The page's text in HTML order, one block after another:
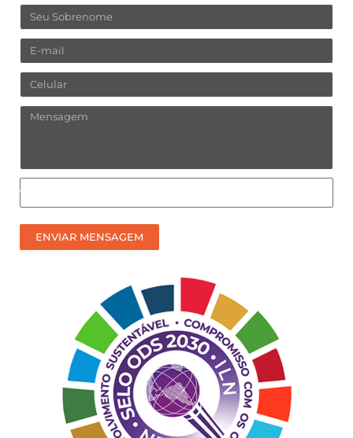
Sobrenome
Email
Celular
Mensagem
Como
prefere
receber
nosso
ENVIAR MENSAGEM